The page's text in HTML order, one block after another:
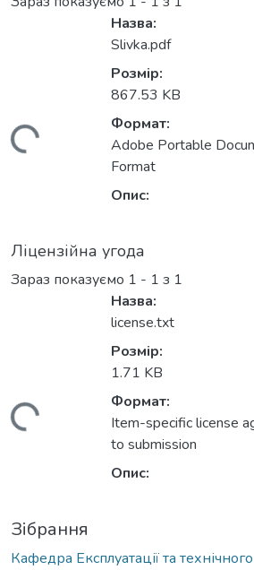
Назва:
Slivka.pdf
Розмір:
867.53 KB
Формат:
Adobe Portable
Format
Опис:
Ліцензійна угода
Зараз показуємо 1 - 1 з 1
Назва:
license.txt
Розмір:
1.71 KB
Формат:
Item-specific license
to submission
Опис:
Зібрання
Кафедра Експлуатації та